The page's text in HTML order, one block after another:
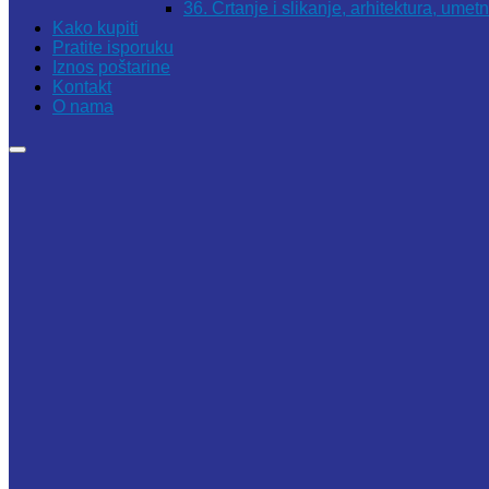
36. Crtanje i slikanje, arhitektura,
Kako kupiti
Pratite isporuku
Iznos poštarine
Kontakt
O nama